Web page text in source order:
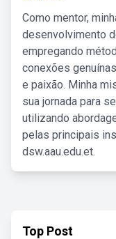
Como mentor,
desenvolvimento
empregando
conexões
e paixão. Minha
sua jornada para
utilizando
pelas principais
dsw.aau.edu.et.
Top Post